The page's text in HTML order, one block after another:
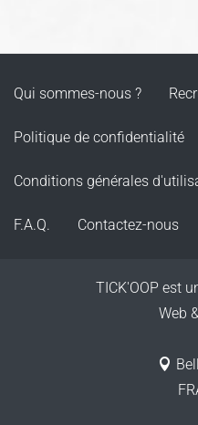
Qui sommes-nous ?
Politique de confidentialité
Conditions générales
F.A.Q. Contactez-nous
TICK'OOP est
Web